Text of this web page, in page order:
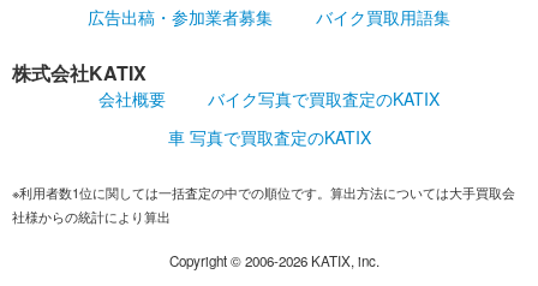
広告出稿・参加業者募集
バイク買取用語集
株式会社KATIX
会社概要
バイク写真で買取査定のKATIX
車 写真で買取査定のKATIX
※利用者数1位に関しては一括査定の中での順位です。算出方法については大手買取会
社様からの統計により算出
Copyright ©2006-2026KATIX, inc.